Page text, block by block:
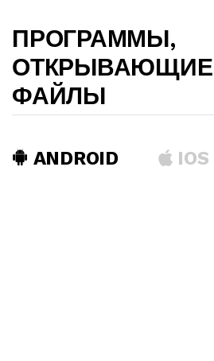
ПРОГРАММЫ,
ОТКРЫВАЮЩИЕ
ФАЙЛЫ
ANDROID IOS